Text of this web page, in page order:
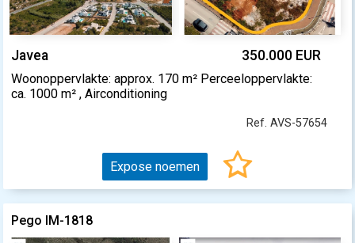
Javea 350.000 EUR
Woonoppervlakte: approx. 170 m² Perceeloppervlakte:
ca. 1000 m² , Airconditioning
Ref. AVS-57654
Expose noemen
Pego IM-1818